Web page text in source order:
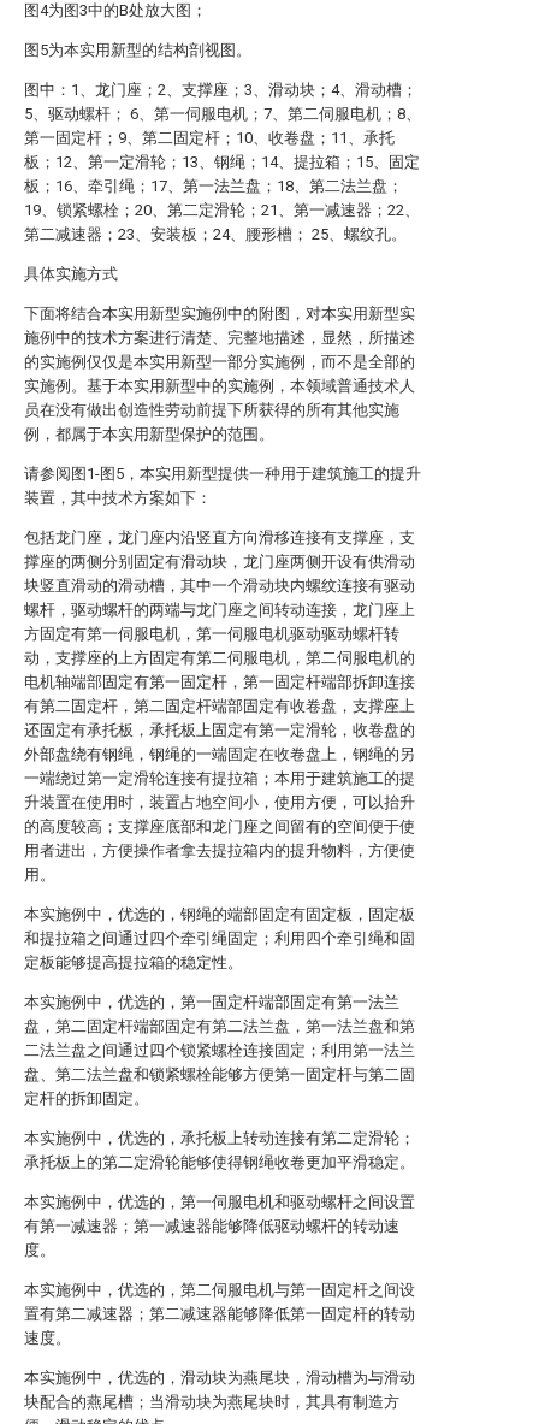
图4为图3中的B处放大图；
图5为本实用新型的结构剖视图。
图中：1、龙门座；2、支撑座；3、滑动块；4、滑动槽；
5、驱动螺杆； 6、第一伺服电机；7、第二伺服电机；8、
第一固定杆；9、第二固定杆；10、收卷盘；11、承托
板；12、第一定滑轮；13、钢绳；14、提拉箱；15、固定
板；16、牵引绳；17、第一法兰盘；18、第二法兰盘；
19、锁紧螺栓；20、第二定滑轮；21、第一减速器；22、
第二减速器；23、安装板；24、腰形槽； 25、螺纹孔。
具体实施方式
下面将结合本实用新型实施例中的附图，对本实用新型实
施例中的技术方案进行清楚、完整地描述，显然，所描述
的实施例仅仅是本实用新型一部分实施例，而不是全部的
实施例。基于本实用新型中的实施例，本领域普通技术人
员在没有做出创造性劳动前提下所获得的所有其他实施
例，都属于本实用新型保护的范围。
请参阅图1-图5，本实用新型提供一种用于建筑施工的提升
装置，其中技术方案如下：
包括龙门座，龙门座内沿竖直方向滑移连接有支撑座，支
撑座的两侧分别固定有滑动块，龙门座两侧开设有供滑动
块竖直滑动的滑动槽，其中一个滑动块内螺纹连接有驱动
螺杆，驱动螺杆的两端与龙门座之间转动连接，龙门座上
方固定有第一伺服电机，第一伺服电机驱动驱动螺杆转
动，支撑座的上方固定有第二伺服电机，第二伺服电机的
电机轴端部固定有第一固定杆，第一固定杆端部拆卸连接
有第二固定杆，第二固定杆端部固定有收卷盘，支撑座上
还固定有承托板，承托板上固定有第一定滑轮，收卷盘的
外部盘绕有钢绳，钢绳的一端固定在收卷盘上，钢绳的另
一端绕过第一定滑轮连接有提拉箱；本用于建筑施工的提
升装置在使用时，装置占地空间小，使用方便，可以抬升
的高度较高；支撑座底部和龙门座之间留有的空间便于使
用者进出，方便操作者拿去提拉箱内的提升物料，方便使
用。
本实施例中，优选的，钢绳的端部固定有固定板，固定板
和提拉箱之间通过四个牵引绳固定；利用四个牵引绳和固
定板能够提高提拉箱的稳定性。
本实施例中，优选的，第一固定杆端部固定有第一法兰
盘，第二固定杆端部固定有第二法兰盘，第一法兰盘和第
二法兰盘之间通过四个锁紧螺栓连接固定；利用第一法兰
盘、第二法兰盘和锁紧螺栓能够方便第一固定杆与第二固
定杆的拆卸固定。
本实施例中，优选的，承托板上转动连接有第二定滑轮；
承托板上的第二定滑轮能够使得钢绳收卷更加平滑稳定。
本实施例中，优选的，第一伺服电机和驱动螺杆之间设置
有第一减速器；第一减速器能够降低驱动螺杆的转动速
度。
本实施例中，优选的，第二伺服电机与第一固定杆之间设
置有第二减速器；第二减速器能够降低第一固定杆的转动
速度。
本实施例中，优选的，滑动块为燕尾块，滑动槽为与滑动
块配合的燕尾槽；当滑动块为燕尾块时，其具有制造方